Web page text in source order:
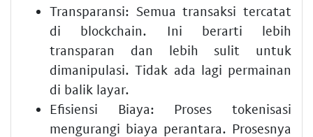
Transparansi: Semua transaksi tercatat
di blockchain. Ini berarti lebih
transparan dan lebih sulit untuk
dimanipulasi. Tidak ada lagi permainan
di balik layar.
Efisiensi Biaya: Proses tokenisasi
mengurangi biaya perantara. Prosesnya